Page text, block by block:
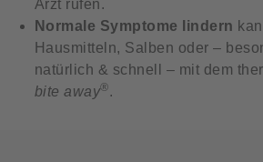
Arzt rufen.
Normale Symptome lindern
Hausmitteln, Salben oder –
natürlich & schnell – mit dem
bite away®.